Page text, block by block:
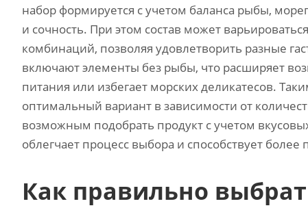
набор формируется с учетом баланса рыбы,
и сочность. При этом состав может
комбинаций, позволяя удовлетворить разные
включают элементы без рыбы, что расширяет
питания или избегает морских деликатесов.
оптимальный вариант в зависимости от
возможным подобрать продукт с учетом
облегчает процесс выбора и способствует
Как правильно